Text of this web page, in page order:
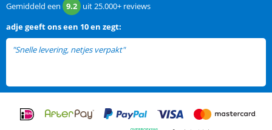
Gemiddeld een 9.2 uit25.000+ reviews
adjegeeft ons een 10 en zegt:
"Snelle levering, netjes verpakt"